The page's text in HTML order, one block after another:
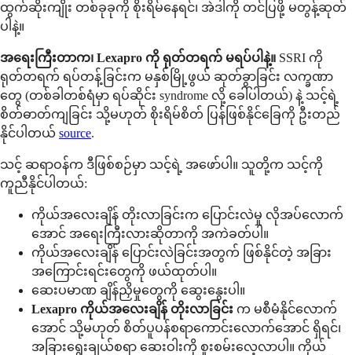
ထွက်ဆိုးကျိုး တစ်ခုခုကို စိုးရိမ်နေရင်၊ အဲဒါကို တင်ပြဖို့ မတွန့်ဆုတ်
ပါနဲ့။
အရေးကြီးတာက၊ Lexapro ကို ရုတ်တရက် မရပ်ပါနဲ့။ SSRI ကို
ရုတ်တရက် ရပ်တန့်ခြင်းက မနှစ်မြို့ဖွယ် ဆုတ်ခွာခြင်း လက္ခဏာ
တွေ (တစ်ခါတစ်ရံမှာ ရပ်ဆိုင်း syndrome လို့ ခေါ်ပါတယ်) နဲ့ သင့်ရဲ့
စိတ်ဓာတ်ကျခြင်း သို့မဟုတ် စိုးရိမ်စိတ် ပြန်ဖြစ်နိုင်ခြေကို ဦးတည်
နိုင်ပါတယ် source.
သင့် ဆရာဝန်က ဒီဖြစ်စဉ်မှာ သင့်ရဲ့ အဖော်ပါ။ သူတို့က သင့်ကို
ကူညီနိုင်ပါတယ်:
ကိုယ်အလေးချိန် တိုးလာခြင်းက ပြောင်းလဲမှု လိုအပ်လောက်
အောင် အရေးကြီးလားဆိုတာကို အကဲခတ်ပါ။
ကိုယ်အလေးချိန် ပြောင်းလဲခြင်းအတွက် ဖြစ်နိုင်တဲ့ အခြား
အကြောင်းရင်းတွေကို ဖယ်ထုတ်ပါ။
ဆေးပမာဏ ချိန်ညှိမှုတွေကို ဆွေးနွေးပါ။
Lexapro ကိုယ်အလေးချိန် တိုးလာခြင်း က မစီမံနိုင်လောက်
အောင် သို့မဟုတ် စိတ်ပူပန်စရာကောင်းလောက်အောင် ရှိရင်၊
အခြားရွေးချယ်စရာ ဆေးဝါးကို စူးစမ်းလေ့လာပါ။ ကိုယ်